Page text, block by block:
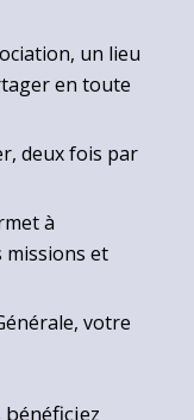
un lieu
en toute
deux fois par
à
missions et
votre